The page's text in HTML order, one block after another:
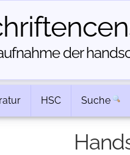
der
HSC Suche